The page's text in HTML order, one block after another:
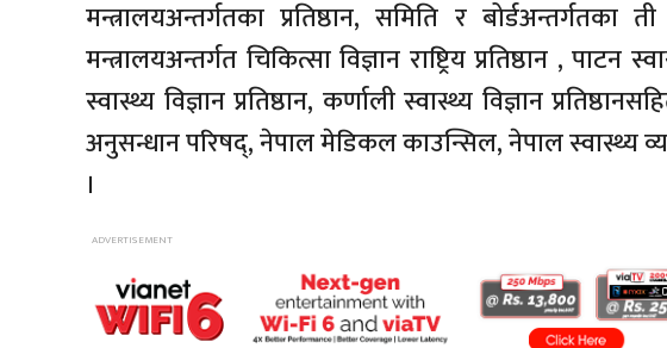
मन्त्रालयअन्तर्गतका प्रतिष्ठान, समिति र
मन्त्रालयअन्तर्गत चिकित्सा विज्ञान राष्ट्रिय प्रतिष्ठान , पाटन
स्वास्थ्य विज्ञान प्रतिष्ठान, कर्णाली स्वास्थ्य विज्ञान
अनुसन्धान परिषद्, नेपाल मेडिकल काउन्सिल, नेपाल स्वास्थ्य
।